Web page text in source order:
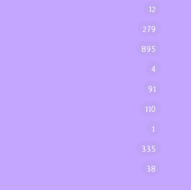
12
279
895
4
91
110
1
335
38